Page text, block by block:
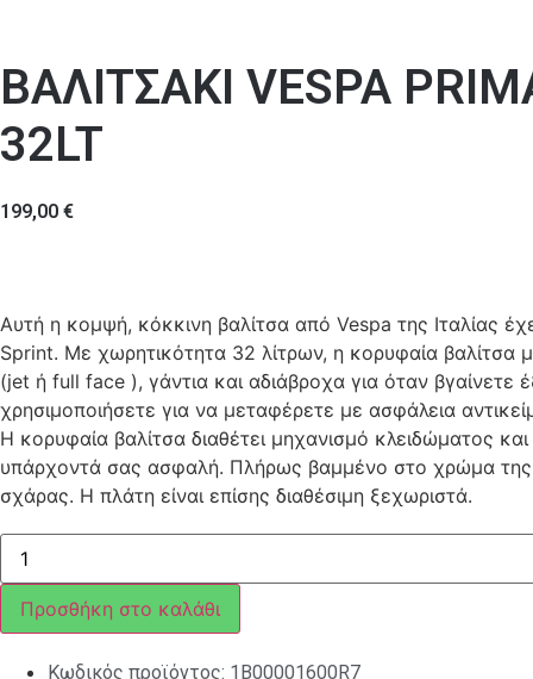
ΒΑΛΙΤΣΑΚΙ VESPA
32LT
199,00 €
Αυτή η κομψή, κόκκινη βαλίτσα από Vespa της Ιταλίας
Sprint. Με χωρητικότητα 32 λίτρων, η κορυφαία βαλίτσα
(jet ή full face ), γάντια και αδιάβροχα για όταν βγαίνετε
χρησιμοποιήσετε για να μεταφέρετε με ασφάλεια
Η κορυφαία βαλίτσα διαθέτει μηχανισμό κλειδώματος και
υπάρχοντά σας ασφαλή. Πλήρως βαμμένο στο χρώμα
σχάρας. Η πλάτη είναι επίσης διαθέσιμη ξεχωριστά.
ΒΑΛΙΤΣΑΚΙ
VESPA
PRIMAVERA/SPRINT
32LT
ποσότητα
Προσθήκη στο καλάθι
Κωδικός προϊόντος: 1B00001600R7